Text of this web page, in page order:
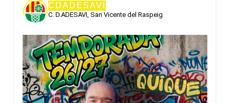
CDADESAVI
C. D.ADESAVI, San Vicente del Raspeig